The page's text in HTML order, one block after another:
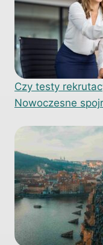
Czy testy
Nowoczesne